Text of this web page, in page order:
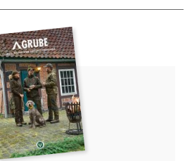
Produkttyp
Jagdtasche
Farbe
braun
Gewicht
513 g